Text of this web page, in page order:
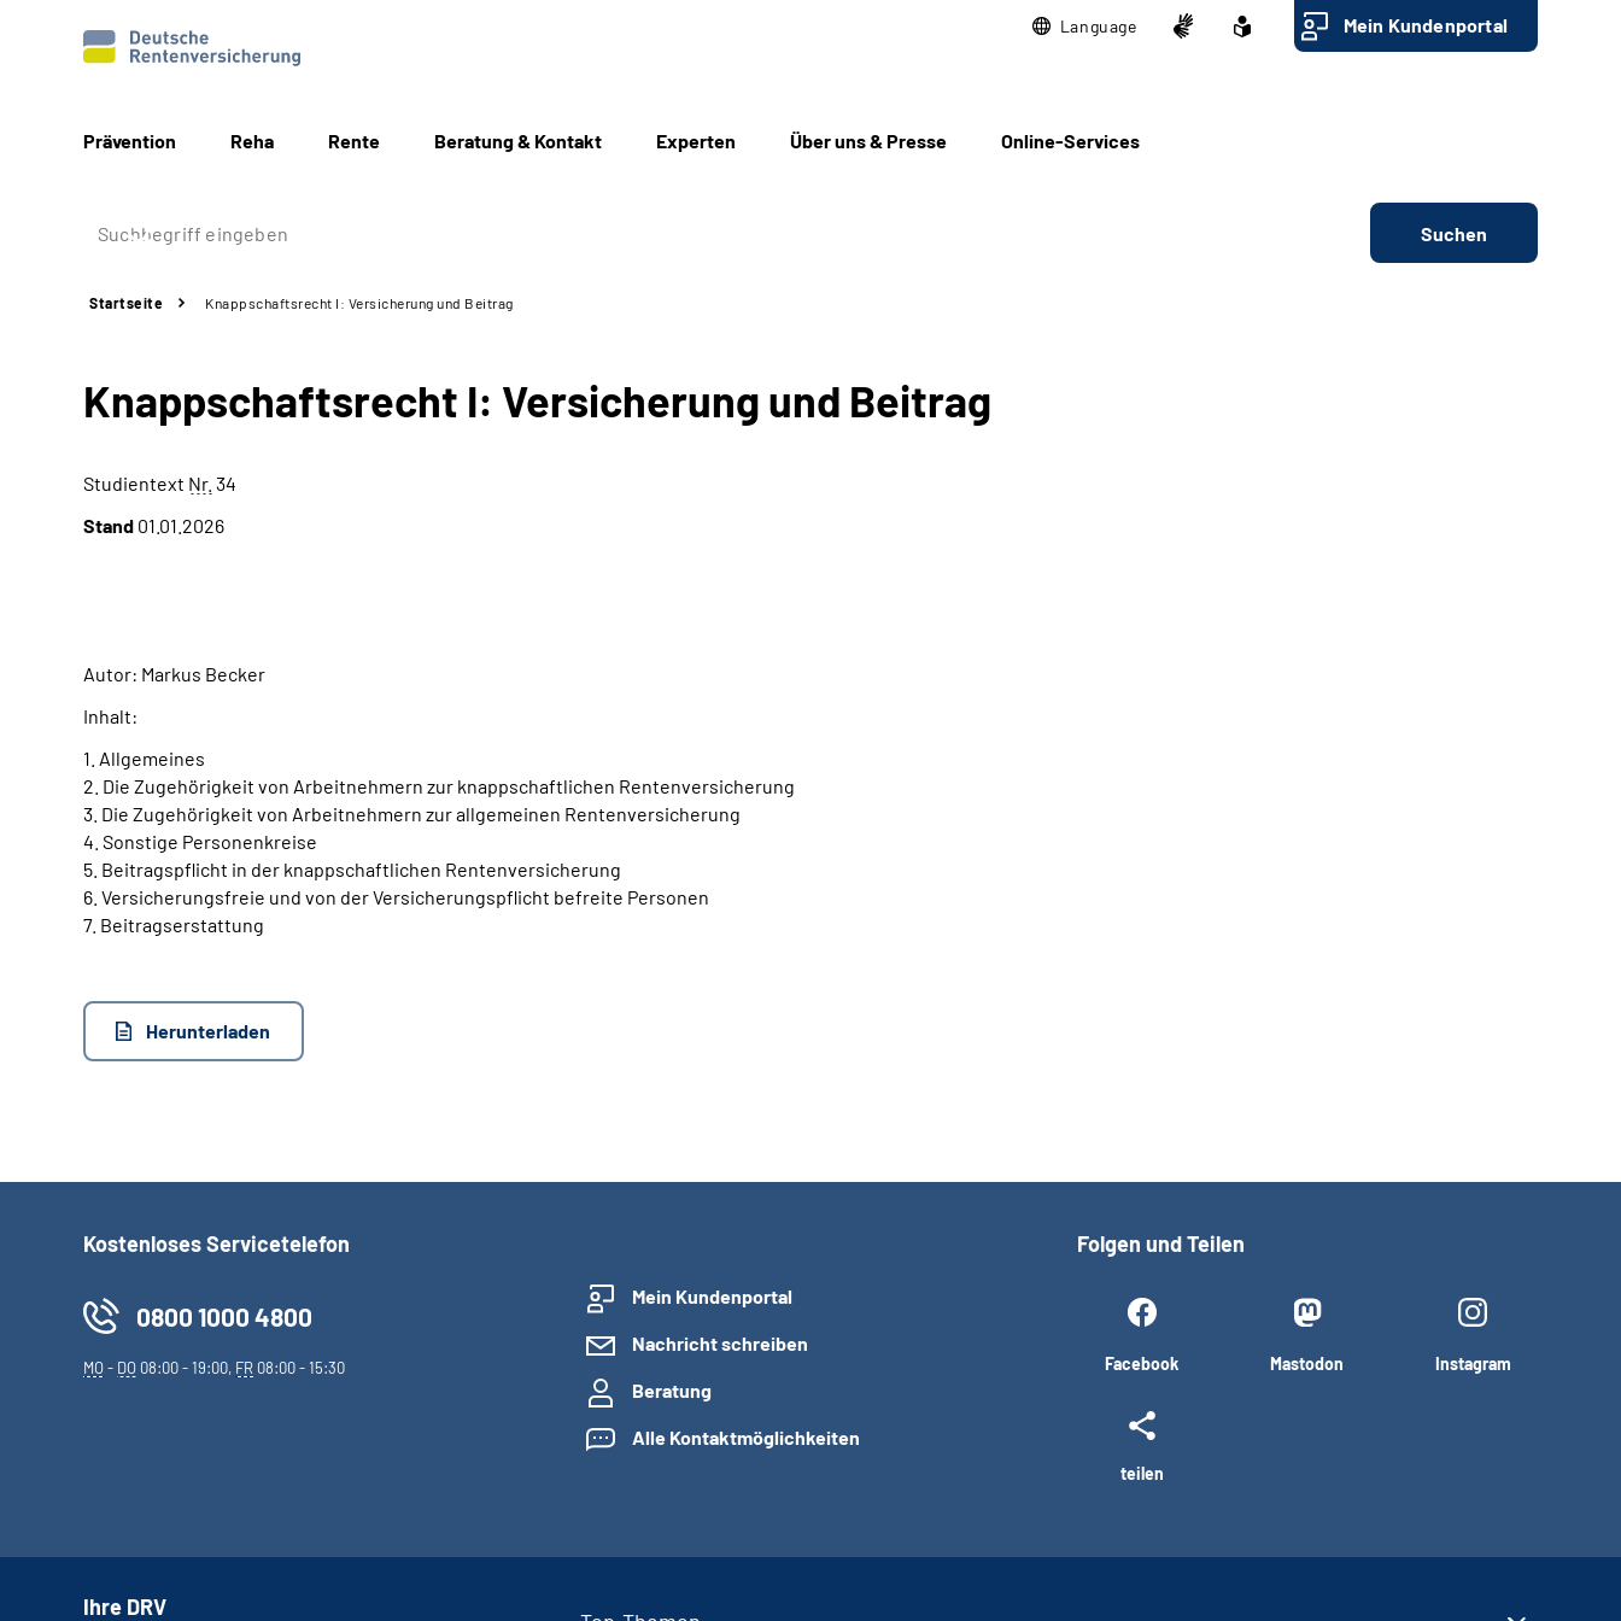
Language Mein Kundenportal
Prävention Reha Rente Beratung & Kontakt Experten Über uns & Presse Online-Services
Suchen
Startseite Knappschaftsrecht I: Versicherung und Beitrag
Knappschaftsrecht I: Versicherung und Beitrag
Studientext Nr. 34
Stand 01.01.2026
Autor: Markus Becker
Inhalt:
1. Allgemeines
2. Die Zugehörigkeit von Arbeitnehmern zur knappschaftlichen Rentenversicherung
3. Die Zugehörigkeit von Arbeitnehmern zur allgemeinen Rentenversicherung
4. Sonstige Personenkreise
5. Beitragspflicht in der knappschaftlichen Rentenversicherung
6. Versicherungsfreie und von der Versicherungspflicht befreite Personen
7. Beitragserstattung
Herunterladen
Kostenloses Servicetelefon
0800 1000 4800
MO- DO 08:00 - 19:00, FR 08:00 - 15:30
Mein Kundenportal
Nachricht schreiben
Beratung
Alle Kontaktmöglichkeiten
Folgen und Teilen
Facebook Mastodon Instagram
teilen
Ihre DRV